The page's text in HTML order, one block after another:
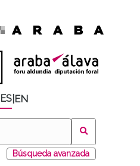
ES EN
Búsqueda avanzada